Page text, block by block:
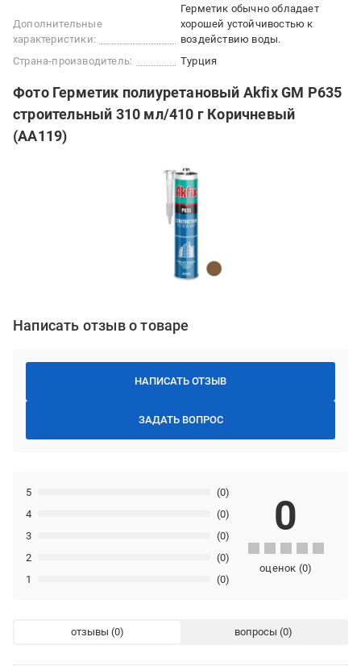
Дополнительные
характеристики:
Герметик обычно обладает
хорошей устойчивостью к
воздействию воды.
Страна-производитель:
Турция
Фото Герметик полиуретановый Akfix GM P635
строительный 310 мл/410 г Коричневый
(AA119)
Написать отзыв о товаре
НАПИСАТЬ ОТЗЫВ
ЗАДАТЬ ВОПРОС
1 (0)
2 (0)
3 (0)
4 (0)
5 (0)
0
оценок (0)
отзывы вопросы